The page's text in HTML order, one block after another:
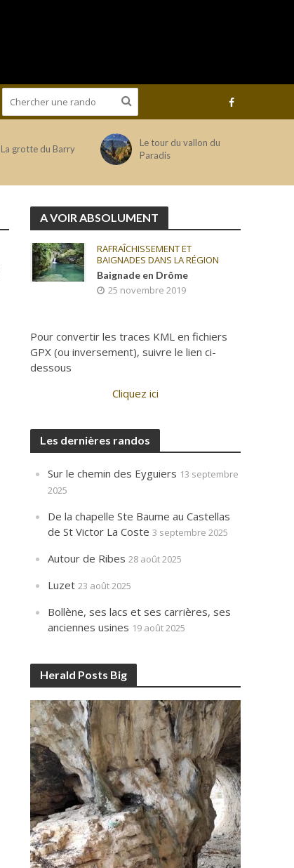
La grotte du Barry
Le tour du vallon du
Paradis
A VOIR ABSOLUMENT
RAFRAÎCHISSEMENT ET
BAIGNADES DANS LA RÉGION
Baignade en Drôme
25 novembre 2019
Pour convertir les traces KML en fichiers
GPX (ou inversement), suivre le lien ci-
dessous
Cliquez ici
Les dernières randos
Sur le chemin des Eyguiers 13 septembre
2025
De la chapelle Ste Baume au Castellas
de St Victor La Coste 3 septembre 2025
Autour de Ribes 28 août 2025
Luzet 23 août 2025
Bollène, ses lacs et ses carrières, ses
anciennes usines 19 août 2025
Herald Posts Big